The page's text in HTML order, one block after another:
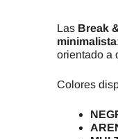
Las Break
minimalista
orientado a
Colores